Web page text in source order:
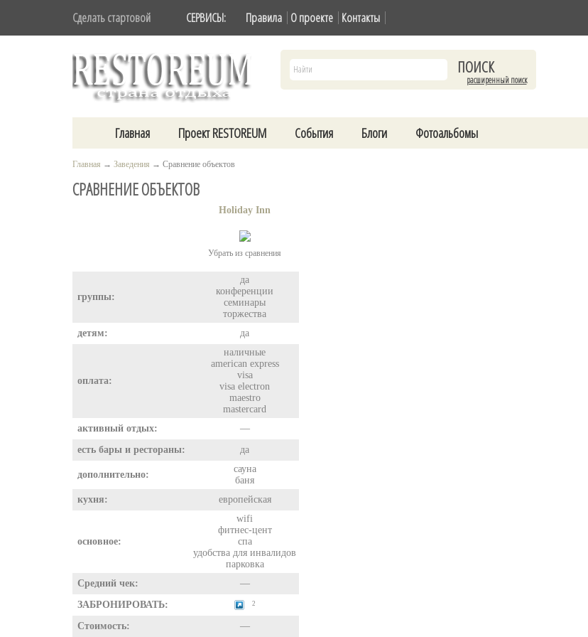
Сделать стартовой СЕРВИСЫ: Правила О проекте Контакты
расширенный поиск
Главная Проект RESTOREUM События Блоги Фотоальбомы
Главная → Заведения → Сравнение объектов
СРАВНЕНИЕ ОБЪЕКТОВ
Holiday Inn
Убрать из сравнения
группы:
да
конференции
семинары
торжества
детям:
да
оплата:
наличные
american express
visa
visa electron
maestro
mastercard
активный отдых:
—
есть бары и рестораны:
да
дополнительно:
сауна
баня
кухня:
европейская
основное:
wifi
фитнес-цент
спа
удобства для инвалидов
парковка
Средний чек:
—
ЗАБРОНИРОВАТЬ:
2
Стоимость: —